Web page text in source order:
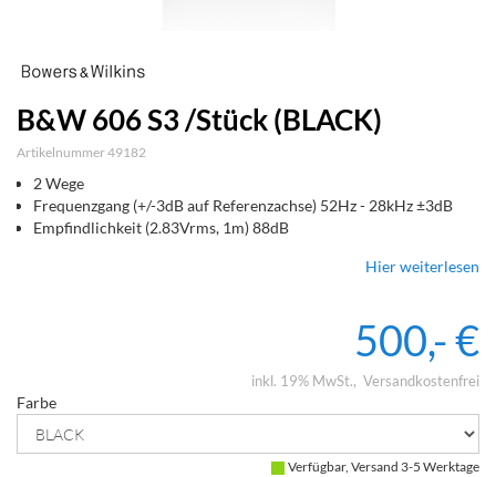
B&W 606 S3 /Stück (BLACK)
Artikelnummer 49182
2 Wege
Frequenzgang (+/-3dB auf Referenzachse) 52Hz - 28kHz ±3dB
Empfindlichkeit (2.83Vrms, 1m) 88dB
Hier weiterlesen
500,- €
inkl. 19% MwSt. Versandkostenfrei
Farbe
Verfügbar, Versand 3-5 Werktage